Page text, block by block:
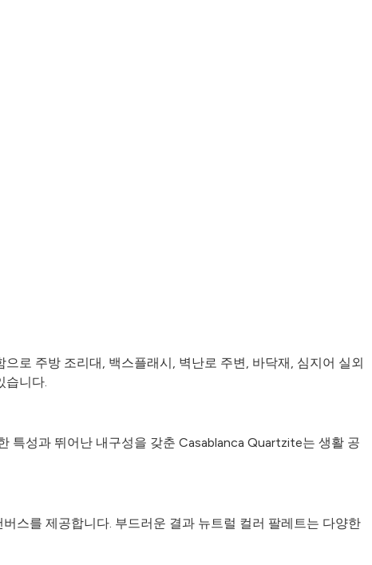
로 주방 조리대, 백스플래시, 벽난로 주변, 바닥재, 심지어 실외
습니다.
특성과 뛰어난 내구성을 갖춘 Casablanca Quartzite는 생활 공
스를 제공합니다. 부드러운 결과 뉴트럴 컬러 팔레트는 다양한